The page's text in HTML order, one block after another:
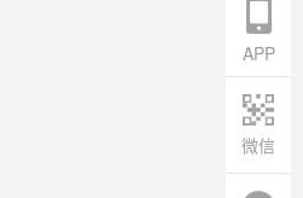
APP
微信